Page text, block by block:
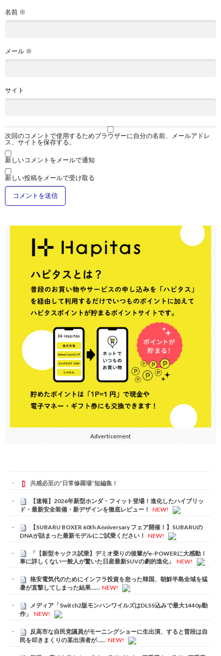
名前 ※
メール ※
サイト
次回のコメントで使用するためブラウザーに自分の名前、メールアドレ
ス、サイトを保存する。
新しいコメントをメールで通知
新しい投稿をメールで受け取る
Advertisement
共感必至の“日常修羅場”短編集！
【速報】2026年新型ホンダ・フィット登場！進化したハイブリッ
ド・最新安全装備・新デザインを徹底レビュー！
NEW!
【SUBARU BOXER 60th Anniversary フェア開催！】SUBARUの
DNAが詰まった最新モデルにご試乗ください！
NEW!
「【新型キックス試乗】デミオ乗りの後輩がe-POWERに大感動！
車に詳しくない一般人が驚いた日産最新SUVの劇的進化」
NEW!
格安電気代のためにインフラ投資を怠った韓国、朝鮮半島全域を猛
暑が直撃してしまった結果…… NEW!
メディア「Switch2版モンハンワイルズはDLSS込みで最大1440p動
作」
NEW!
反高市な自民党議員がモーニングショーに生出演、すると普段は自
民を叩きまくりの某出演者が…… NEW!